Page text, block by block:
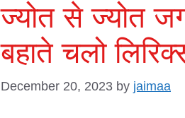
ज्योत से ज्योत
बहाते चलो
December 20, 2023 by jaimaa